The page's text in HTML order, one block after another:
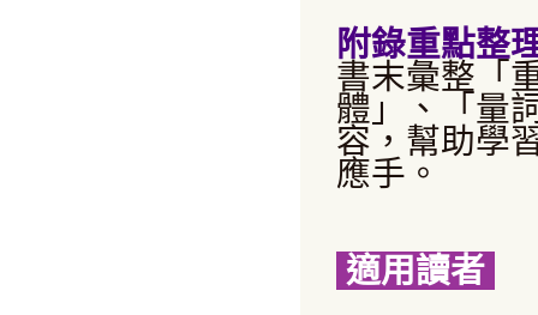
附錄重點整
書末彙整「
體」、「量
容，幫助學
應手。
適用讀者